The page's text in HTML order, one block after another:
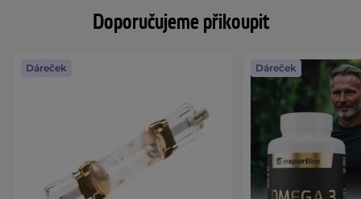
Doporučujeme přikoupit
Dáreček Dáreček